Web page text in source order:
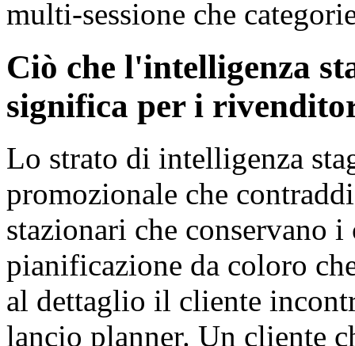
multi-sessione che
Ciò che l'intelligenza
significa per i
Lo strato di intelligenza
promozionale che
stazionari che conservano
pianificazione da coloro
al dettaglio il cliente
lancio planner. Un cliente